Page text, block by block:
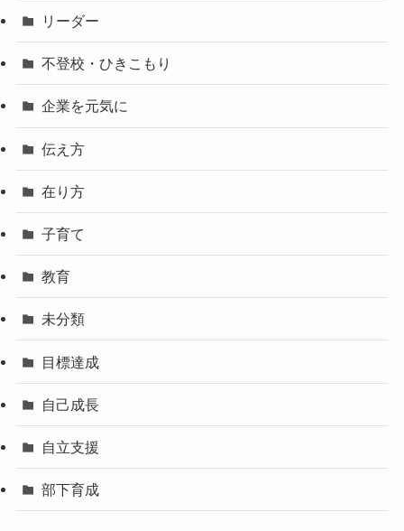
リーダー
不登校・ひきこもり
企業を元気に
伝え方
在り方
子育て
教育
未分類
目標達成
自己成長
自立支援
部下育成